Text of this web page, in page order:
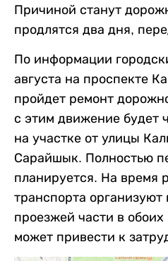
Причиной станут
продлятся два дня,
По информации
августа на проспекте
пройдет ремонт
с этим движение будет
на участке от улицы
Сарайшык. Полностью
планируется. На время
транспорта организуют
проезжей части в
может привести к